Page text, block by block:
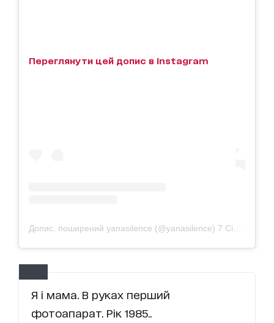
Переглянути цей допис в Instagram
Допис, поширений yanasilence (@yanasilence) 7 Січ 2019 р. о 5:49 PST
Я і мама. В руках перший
фотоапарат. Рік 1985..